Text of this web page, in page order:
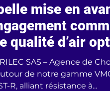
mise en
qualité d’air
SAS – Agence de
de notre gamme
R, alliant résistance à...